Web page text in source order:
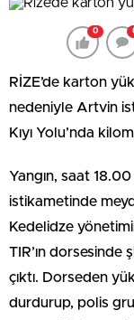
0
RİZE’de karton
nedeniyle Artvin
Kıyı Yolu’nda
Yangın, saat 18.00
istikametinde
Kedelidze
TIR’ın dorsesinde
çıktı. Dorseden
durdurup, polis